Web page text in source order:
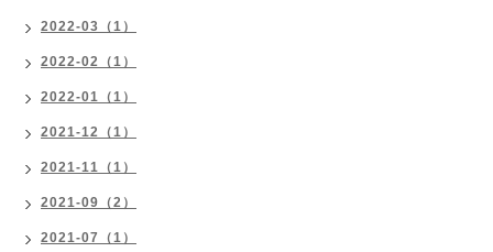
2022-03（1）
2022-02（1）
2022-01（1）
2021-12（1）
2021-11（1）
2021-09（2）
2021-07（1）